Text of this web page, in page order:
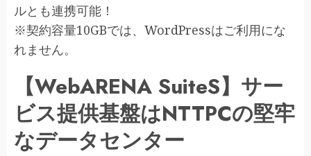
ルとも連携可能！
※契約容量10GBでは、WordPressはご利用にな
れません。
【WebARENA SuiteS】サー
ビス提供基盤はNTTPCの堅牢
なデータセンター